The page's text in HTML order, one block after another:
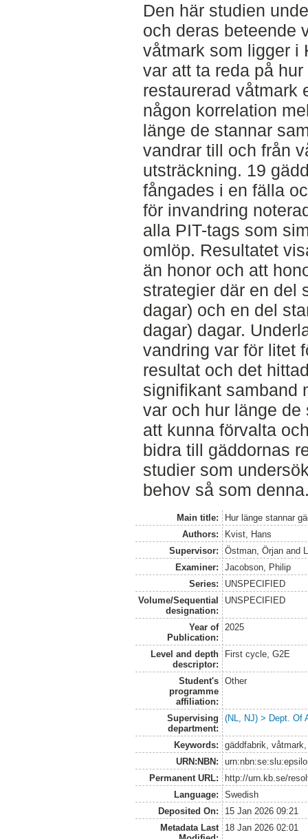
Den här studien
och deras beteende
våtmark som ligger i
var att ta reda på
restaurerad våtmark
någon korrelation
länge de stannar
vandrar till och från
utsträckning. 19
fångades i en fälla
för invandring
alla PIT-tags som
omlöp. Resultatet
än honor och att
strategier där en del
dagar) och en del
dagar) dagar.
vandring var för litet
resultat och det
signifikant samband
var och hur länge
att kunna förvalta
bidra till gäddornas
studier som
behov så som
Main title:
Hur länge stannar
Authors:
Kvist, Hans
Supervisor:
Östman, Örjan and
Examiner:
Jacobson, Philip
Series:
UNSPECIFIED
Volume/Sequential
designation:
UNSPECIFIED
Year of
Publication:
2025
Level and depth
descriptor:
First cycle, G2E
Student's
programme
affiliation:
Other
Supervising
department:
(NL, NJ) > Dept. Of
Keywords:
gäddfabrik,
URN:NBN:
Permanent URL:
http://urn.kb.se/
Language:
Swedish
Deposited On:
15 Jan 2026 09:21
Metadata Last
18 Jan 2026 02:01